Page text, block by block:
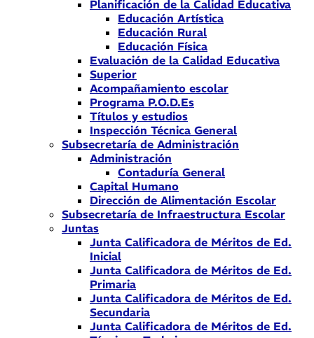
Planificación de la Calidad Educativa
Educación Artística
Educación Rural
Educación Física
Evaluación de la Calidad Educativa
Superior
Acompañamiento escolar
Programa P.O.D.Es
Títulos y estudios
Inspección Técnica General
Subsecretaría de Administración
Administración
Contaduría General
Capital Humano
Dirección de Alimentación Escolar
Subsecretaría de Infraestructura Escolar
Juntas
Junta Calificadora de Méritos de Ed.
Inicial
Junta Calificadora de Méritos de Ed.
Primaria
Junta Calificadora de Méritos de Ed.
Secundaria
Junta Calificadora de Méritos de Ed.